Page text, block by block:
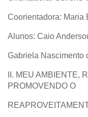
Coorientadora: Maria
Alunos: Caio
Gabriela Nascimento
II. MEU AMBIENTE,
PROMOVENDO O